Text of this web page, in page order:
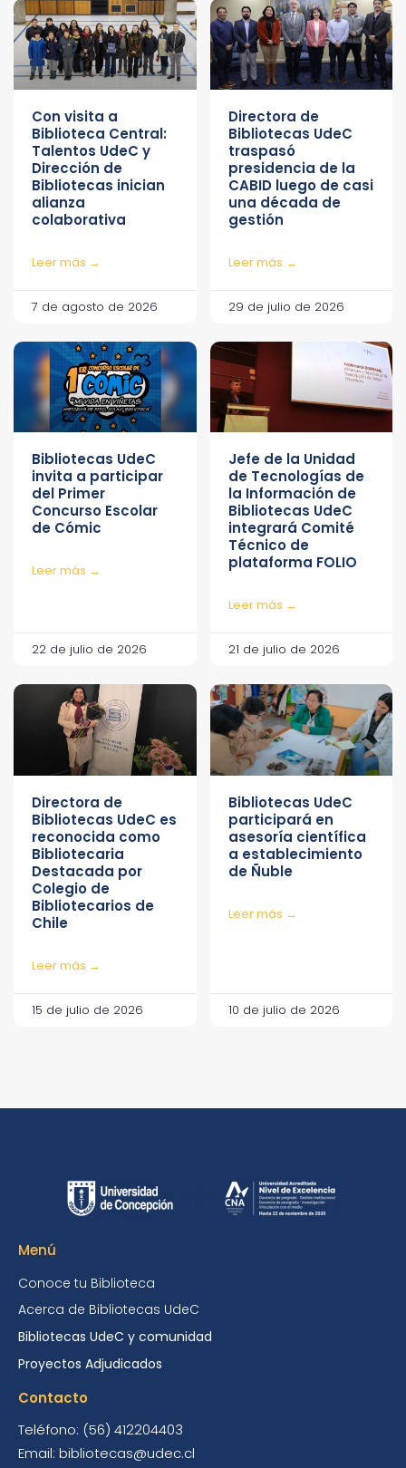
Con visita a
Biblioteca Central:
Talentos UdeC y
Dirección de
Bibliotecas inician
alianza
colaborativa
Leer más →
7 de agosto de 2026
Directora de
Bibliotecas UdeC
traspasó
presidencia de la
CABID luego de casi
una década de
gestión
Leer más →
29 de julio de 2026
Bibliotecas UdeC
invita a participar
del Primer
Concurso Escolar
de Cómic
Leer más →
22 de julio de 2026
Jefe de la Unidad
de Tecnologías de
la Información de
Bibliotecas UdeC
integrará Comité
Técnico de
plataforma FOLIO
Leer más →
21 de julio de 2026
Directora de
Bibliotecas UdeC es
reconocida como
Bibliotecaria
Destacada por
Colegio de
Bibliotecarios de
Chile
Leer más →
15 de julio de 2026
Bibliotecas UdeC
participará en
asesoría científica
a establecimiento
de Ñuble
Leer más →
10 de julio de 2026
Menú
Conoce tu Biblioteca
Acerca de Bibliotecas UdeC
Bibliotecas UdeC y comunidad
Proyectos Adjudicados
Contacto
Teléfono: (56) 412204403
Email: bibliotecas@udec.cl